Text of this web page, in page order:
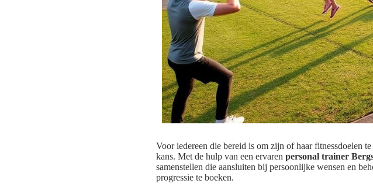
Voor iedereen die bereid is om zijn of haar fitnessdoelen
kans. Met de hulp van een ervaren personal trainer
samenstellen die aansluiten bij persoonlijke wensen en
progressie te boeken.